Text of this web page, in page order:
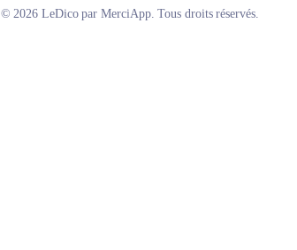
© 2026 LeDico par MerciApp. Tous droits réservés.